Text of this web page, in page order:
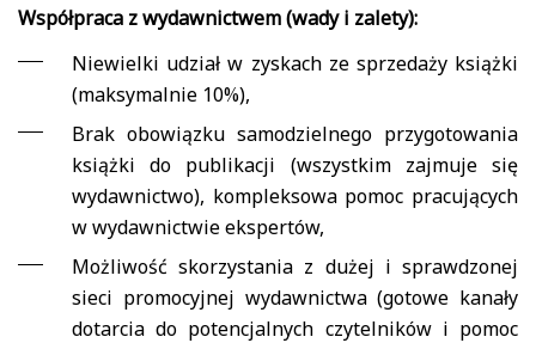
Współpraca z wydawnictwem (wady i zalety):
Niewielki udział w zyskach ze sprzedaży książki
(maksymalnie 10%),
Brak obowiązku samodzielnego przygotowania
książki do publikacji (wszystkim zajmuje się
wydawnictwo), kompleksowa pomoc pracujących
w wydawnictwie ekspertów,
Możliwość skorzystania z dużej i sprawdzonej
sieci promocyjnej wydawnictwa (gotowe kanały
dotarcia do potencjalnych czytelników i pomoc